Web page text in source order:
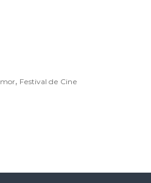
, Festival de Cine